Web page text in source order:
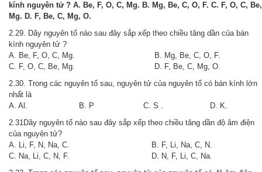
kính nguyên tử ? A. Be, F, O, C, Mg. B. Mg, Be, C, O, F. C. F, O, C, Be,
Mg. D. F, Be, C, Mg, O.
2.29. Dãy nguyên tố nào sau đây sắp xếp theo chiều tăng dần của bán
kính nguyên tử ?
A. Be, F, O, C, Mg. B. Mg, Be, C, O, F.
C. F, O, C, Be, Mg. D. F, Be, C, Mg, O.
2.30. Trong các nguyên tố sau, nguyên tử của nguyên tố có bán kính lớn
nhất là
A. Al. B. P C. S . D. K.
2.31Dãy nguyên tố nào sau đây sắp xếp theo chiều tăng dần độ âm điện
của nguyên tử?
A. Li, F, N, Na, C. B. F, Li, Na, C, N.
C. Na, Li, C, N, F. D. N, F, Li, C, Na.